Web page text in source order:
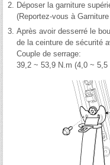
2. Déposer la garniture
(Reportez-vous à
3. Après avoir desserré le
de la ceinture de sécurité
Couple de serrage:
39,2 ~ 53,9 N.m (4,0 ~